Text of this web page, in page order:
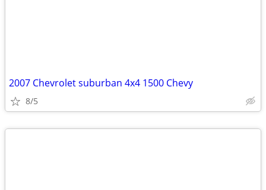
2007 Chevrolet suburban 4x4 1500 Chevy
8/5